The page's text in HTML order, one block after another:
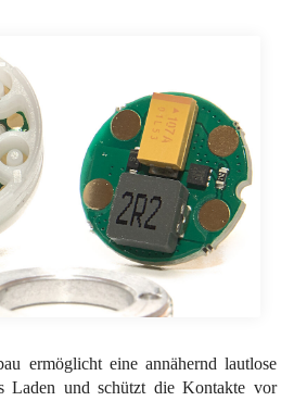
ermöglicht eine annähernd lautlose
Laden und schützt die Kontakte vor